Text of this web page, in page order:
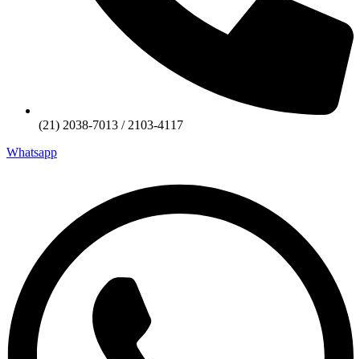
(21) 2038-7013 / 2103-4117
Whatsapp